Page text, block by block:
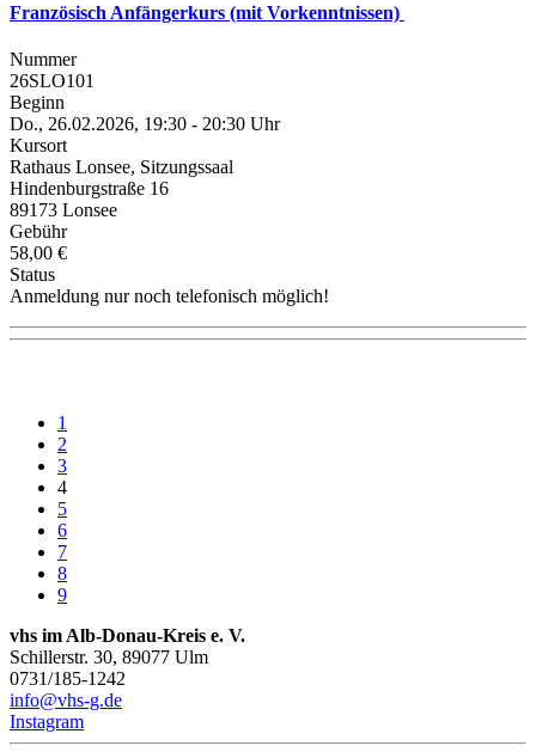
Französisch Anfängerkurs (mit Vorkenntnissen)
Nummer
26SLO101
Beginn
Do., 26.02.2026, 19:30 - 20:30 Uhr
Kursort
Rathaus Lonsee, Sitzungssaal
Hindenburgstraße 16
89173 Lonsee
Gebühr
58,00 €
Status
Anmeldung nur noch telefonisch möglich!
1
2
3
4
5
6
7
8
9
vhs im Alb-Donau-Kreis e. V.
Schillerstr. 30, 89077 Ulm
0731/185-1242
info@vhs-g.de
Instagram